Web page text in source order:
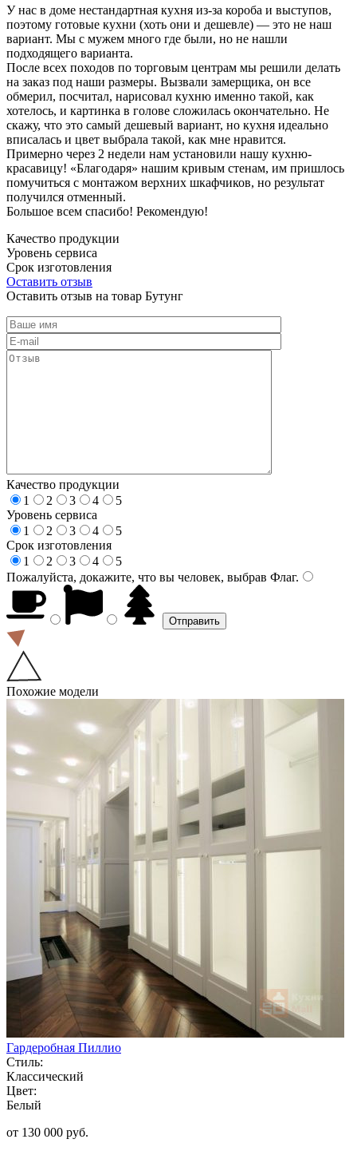
У нас в доме нестандартная кухня из-за короба и выступов,
поэтому готовые кухни (хоть они и дешевле) — это не наш
вариант. Мы с мужем много где были, но не нашли
подходящего варианта.
После всех походов по торговым центрам мы решили делать
на заказ под наши размеры. Вызвали замерщика, он все
обмерил, посчитал, нарисовал кухню именно такой, как
хотелось, и картинка в голове сложилась окончательно. Не
скажу, что это самый дешевый вариант, но кухня идеально
вписалась и цвет выбрала такой, как мне нравится.
Примерно через 2 недели нам установили нашу кухню-
красавицу! «Благодаря» нашим кривым стенам, им пришлось
помучиться с монтажом верхних шкафчиков, но результат
получился отменный.
Большое всем спасибо! Рекомендую!
Качество продукции
Уровень сервиса
Срок изготовления
Оставить отзыв
Оставить отзыв на товар Бутунг
Качество продукции
1
2 3 4
5
Уровень сервиса
1
2 3 4
5
Срок изготовления
1
2 3 4
5
Пожалуйста, докажите, что вы человек, выбрав Флаг.
Похожие модели
Гардеробная Пиллио
Стиль:
Классический
Цвет:
Белый
от 130 000 руб.